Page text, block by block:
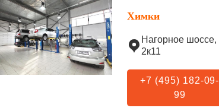
Химки
Нагорное шоссе,
2к11
+7 (495) 182-09-
99